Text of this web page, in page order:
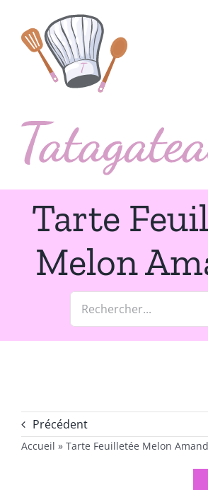
contenu
Tarte
Melon
Rechercher:
Précédent
Accueil » Tarte Feuilletée Melon